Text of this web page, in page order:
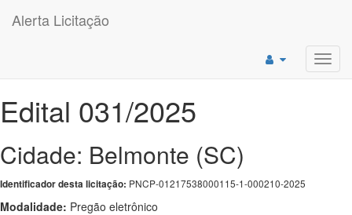
Alerta Licitação
Edital 031/2025
Cidade: Belmonte (SC)
Identificador desta licitação: PNCP-01217538000115-1-000210-2025
Modalidade: Pregão eletrônico